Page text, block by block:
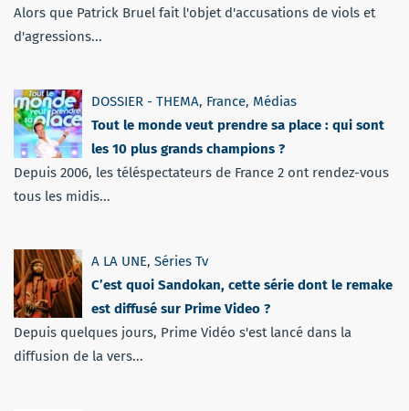
Alors que Patrick Bruel fait l'objet d'accusations de viols et
d'agressions...
DOSSIER - THEMA, France, Médias
Tout le monde veut prendre sa place : qui sont
les 10 plus grands champions ?
Depuis 2006, les téléspectateurs de France 2 ont rendez-vous
tous les midis...
A LA UNE, Séries Tv
C’est quoi Sandokan, cette série dont le remake
est diffusé sur Prime Video ?
Depuis quelques jours, Prime Vidéo s'est lancé dans la
diffusion de la vers...